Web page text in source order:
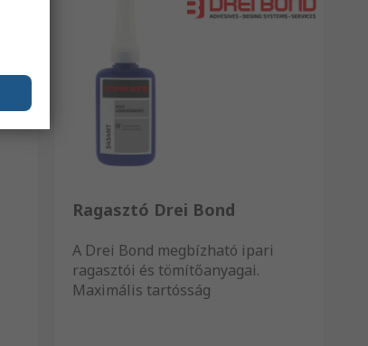
Ragasztó Drei Bond
A Drei Bond megbízható ipari
ragasztói és tömítőanyagai.
Maximális tartósság